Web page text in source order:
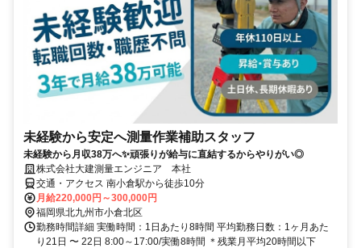
未経験から安定へ測量作業補助スタッフ
未経験から月収38万へ✨頑張りが給与に直結するからやりがい◎
株式会社大建測量エンジニア 本社
交通・アクセス 南小倉駅から徒歩10分
月給220,000円～300,000円
福岡県北九州市小倉北区
勤務時間詳細 実働時間：1日あたり8時間 平均勤務日数：1ヶ月あた
り21日 〜 22日 8:00～17:00/実働8時間 ＊残業月平均20時間以下